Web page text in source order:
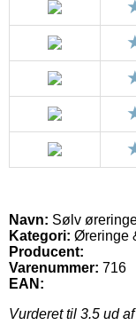
Navn: Sølv
Kategori: Øreringe
Producent:
Varenummer: 716
EAN:
Vurderet til 3.5 ud